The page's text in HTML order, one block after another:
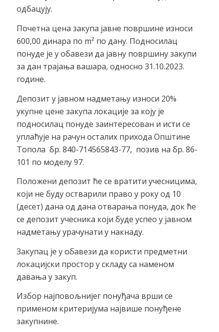
одбацују.
Почетна цена закупа јавне површине износи
600,00 динара по m² по дану. Подносилац
понуде је у обавези да јавну површину закупи
за дан трајања вашара, односно 31.10.2023.
године.
Депозит у јавном надмeтању износи 20%
укупне цене закупа локације за коју је
подносилац понуде заинтересован и исти се
уплаћује на рачун осталих прихода Општине
Топола бр. 840-714565843-77, позив на бр. 86-
101 по моделу 97.
Положени депозит ће се вратити учесницима,
који не буду остварили право у року од 10
(десет) дана од дана отварања понуда, док ће
се депозит учесника који буде успео у јавном
надметању урачунати у накнаду.
Закупац је у обавези да користи предметни
локацијски простор у складу са наменом
давања у закуп.
Избор најповољнијег понуђача врши се
применом критеријума највише понуђене
закупнине.